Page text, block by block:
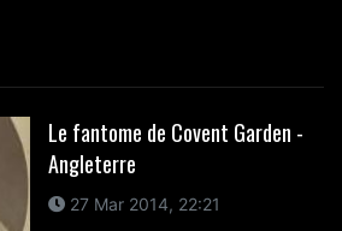
Le fantome de Covent Garden -
Angleterre
27 Mar 2014, 22:21